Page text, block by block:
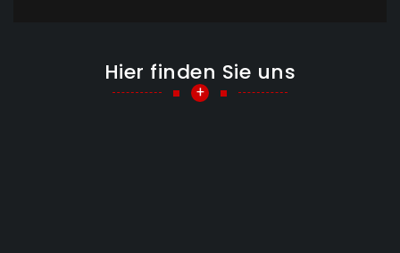
Hier finden Sie uns
+